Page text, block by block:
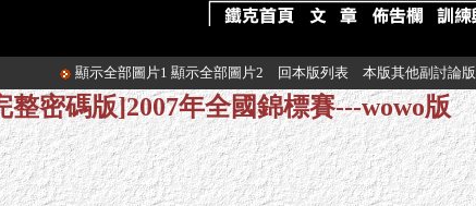
顯示全部圖片1 顯示全部圖片2 回本版列表 本版其他副討論版
密碼版]2007年全國錦標賽---wowo版